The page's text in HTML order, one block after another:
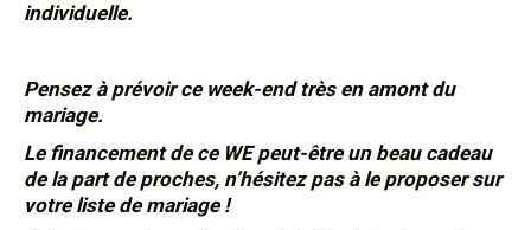
individuelle.
Pensez à prévoir ce week-end très en amont du
mariage.
Le financement de ce WE peut-être un beau cadeau
de la part de proches, n’hésitez pas à le proposer sur
votre liste de mariage !